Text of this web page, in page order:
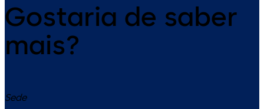
Gostaria de saber
mais?
Sede